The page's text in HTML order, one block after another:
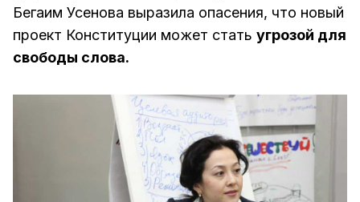
Бегаим Усенова выразила опасения, что новый
проект Конституции может стать угрозой для
свободы слова.